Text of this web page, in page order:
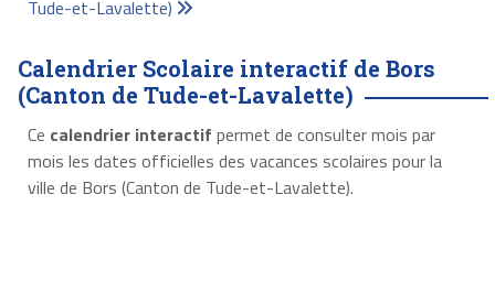
Tude-et-Lavalette)
Calendrier Scolaire interactif de Bors
(Canton de Tude-et-Lavalette)
Ce calendrier interactif permet de consulter mois par
mois les dates officielles des vacances scolaires pour la
ville de Bors (Canton de Tude-et-Lavalette).